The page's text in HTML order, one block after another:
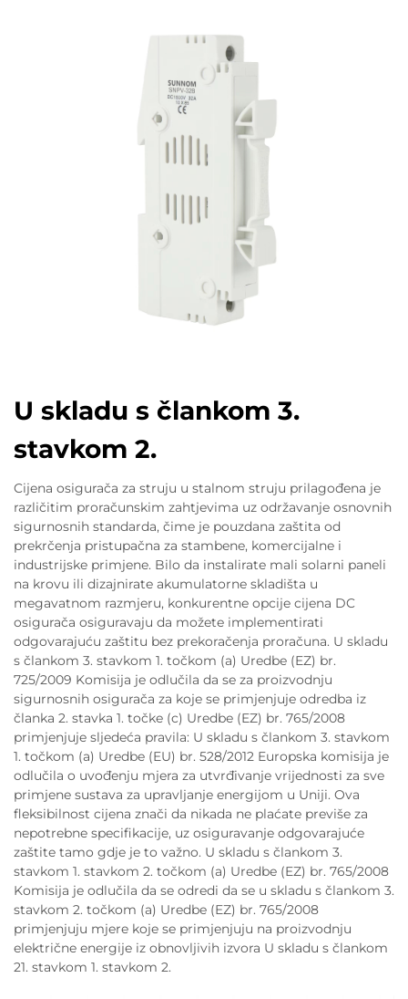
U skladu s člankom 3.
stavkom 2.
Cijena osigurača za struju u stalnom struju prilagođena je
različitim proračunskim zahtjevima uz održavanje osnovnih
sigurnosnih standarda, čime je pouzdana zaštita od
prekrčenja pristupačna za stambene, komercijalne i
industrijske primjene. Bilo da instalirate mali solarni paneli
na krovu ili dizajnirate akumulatorne skladišta u
megavatnom razmjeru, konkurentne opcije cijena DC
osigurača osiguravaju da možete implementirati
odgovarajuću zaštitu bez prekoračenja proračuna. U skladu
s člankom 3. stavkom 1. točkom (a) Uredbe (EZ) br.
725/2009 Komisija je odlučila da se za proizvodnju
sigurnosnih osigurača za koje se primjenjuje odredba iz
članka 2. stavka 1. točke (c) Uredbe (EZ) br. 765/2008
primjenjuje sljedeća pravila: U skladu s člankom 3. stavkom
1. točkom (a) Uredbe (EU) br. 528/2012 Europska komisija je
odlučila o uvođenju mjera za utvrđivanje vrijednosti za sve
primjene sustava za upravljanje energijom u Uniji. Ova
fleksibilnost cijena znači da nikada ne plaćate previše za
nepotrebne specifikacije, uz osiguravanje odgovarajuće
zaštite tamo gdje je to važno. U skladu s člankom 3.
stavkom 1. stavkom 2. točkom (a) Uredbe (EZ) br. 765/2008
Komisija je odlučila da se odredi da se u skladu s člankom 3.
stavkom 2. točkom (a) Uredbe (EZ) br. 765/2008
primjenjuju mjere koje se primjenjuju na proizvodnju
električne energije iz obnovljivih izvora U skladu s člankom
21. stavkom 1. stavkom 2.